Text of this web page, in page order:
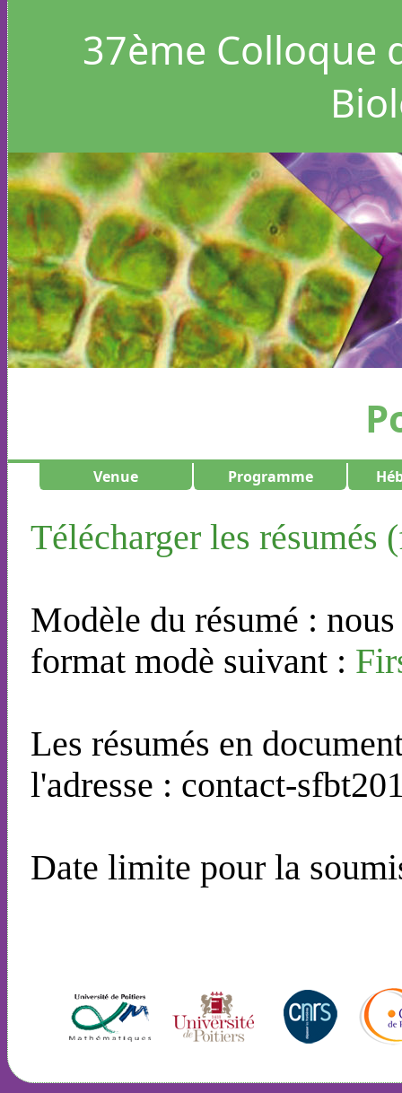
37ème Colloque
Venue Programme
Télécharger les résumés
Modèle du résumé :
format modè suivant :
Les résumés en
l'adresse : contact-
Date limite pour la